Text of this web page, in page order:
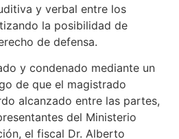
y verbal entre los
la posibilidad de
de defensa.
y condenado mediante un
de que el magistrado
alcanzado entre las partes,
del Ministerio
el fiscal Dr. Alberto